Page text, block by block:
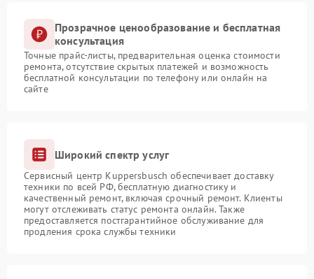
Прозрачное ценообразование и бесплатная
консультация
Точные прайс-листы, предварительная оценка стоимости
ремонта, отсутствие скрытых платежей и возможность
бесплатной консультации по телефону или онлайн на
сайте
Широкий спектр услуг
Сервисный центр Kuppersbusch обеспечивает доставку
техники по всей РФ, бесплатную диагностику и
качественный ремонт, включая срочный ремонт. Клиенты
могут отслеживать статус ремонта онлайн. Также
предоставляется постгарантийное обслуживание для
продления срока службы техники